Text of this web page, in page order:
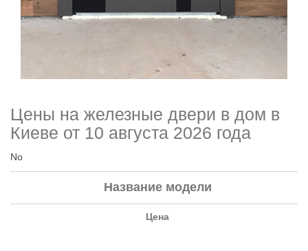
Цены на железные двери в дом в
Киеве от 10 августа 2026 года
No
Название модели
Цена